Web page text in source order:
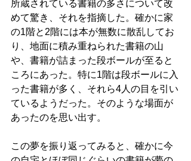
所蔵されている書籍の多さについて改
めて驚き、それを指摘した。確かに家
の1階と2階には本が無数に散乱してお
り、地面に積み重ねられた書籍の山
や、書籍が詰まった段ボールが至ると
ころにあった。特に1階は段ボールに入
った書籍が多く、それら4人の目を引い
ているようだった。そのような場面が
あったのを思い出す。
この夢を振り返ってみると、確かに今